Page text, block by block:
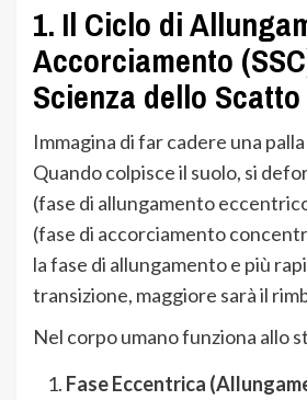
1. Il Ciclo di
Accorciamento
Scienza dello Scatto
Immagina di far cadere una
Quando colpisce il suolo, si
(fase di allungamento
(fase di accorciamento
la fase di allungamento e più
transizione, maggiore sarà il
Nel corpo umano funziona allo
Fase Eccentrica